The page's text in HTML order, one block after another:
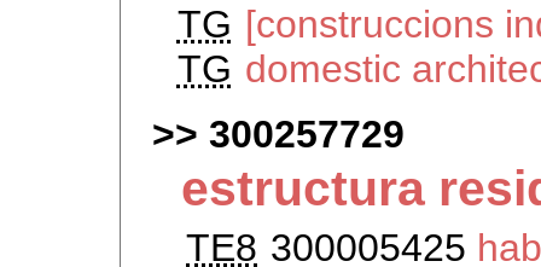
TG [construccions
TG domestic
300257729
estructura
TE8 300005425